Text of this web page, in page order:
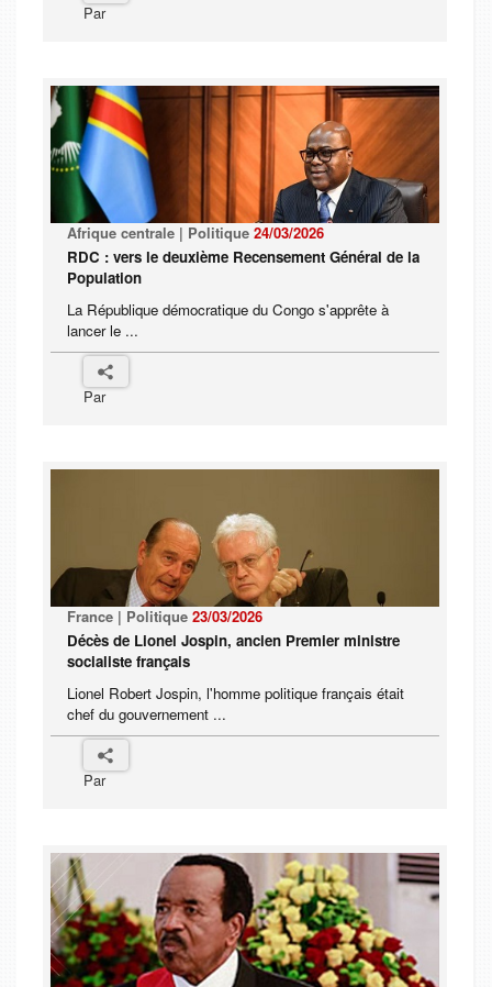
Par
Afrique centrale | Politique 24/03/2026
RDC : vers le deuxième Recensement Général de la
Population
La République démocratique du Congo s'apprête à
lancer le ...
Par
France | Politique 23/03/2026
Décès de Lionel Jospin, ancien Premier ministre
socialiste français
Lionel Robert Jospin, l'homme politique français était
chef du gouvernement ...
Par